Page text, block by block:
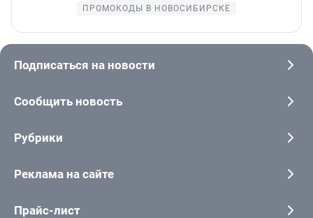
ПРОМОКОДЫ В НОВОСИБИРСКЕ
Подписаться на новости
Сообщить новость
Рубрики
Реклама на сайте
Прайс-лист